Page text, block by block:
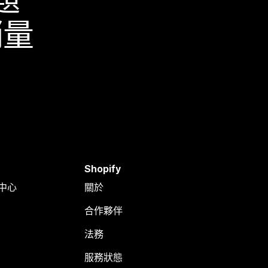
心
Shopify
關於
合作夥伴
法務
服務狀態